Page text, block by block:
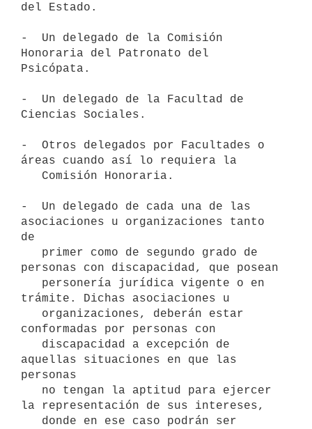
del Estado.
-  Un delegado de la Comisión
Honoraria del Patronato del
Psicópata.
-  Un delegado de la Facultad de
Ciencias Sociales.
-  Otros delegados por Facultades o
áreas cuando así lo requiera la
-  Un delegado de cada una de las
asociaciones u organizaciones tanto
de
personas con discapacidad, que posean
trámite. Dichas asociaciones u
conformadas por personas con
aquellas situaciones en que las
personas
la representación de sus intereses,